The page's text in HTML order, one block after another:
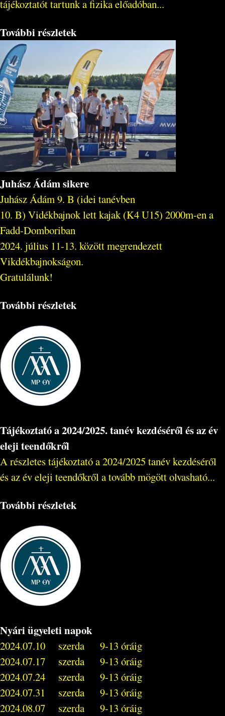
tájékoztatót tartunk a fizika előadóban...
További részletek
Juhász Ádám sikere
Juhász Ádám 9. B (idei tanévben
10. B) Vidékbajnok lett kajak (K4 U15) 2000m-en a
Fadd-Domboriban
2024. július 11-13. között megrendezett
Vikdékbajnokságon.
Gratulálunk!
További részletek
Tájékoztató a 2024/2025. tanév kezdéséről és az év
eleji teendőkről
A részletes tájékoztató a 2024/2025 tanév kezdéséről
és az év eleji teendőkről a tovább mögött olvasható...
További részletek
Nyári ügyeleti napok
2024.07.10 szerda 9-13 óráig
2024.07.17 szerda 9-13 óráig
2024.07.24 szerda 9-13 óráig
2024.07.31 szerda 9-13 óráig
2024.08.07 szerda 9-13 óráig